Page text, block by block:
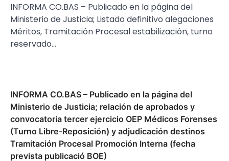
INFORMA CO.BAS – Publicado en la página del
Ministerio de Justicia; Listado definitivo alegaciones
Méritos, Tramitación Procesal estabilización, turno
reservado…
INFORMA CO.BAS – Publicado en la página del
Ministerio de Justicia; relación de aprobados y
convocatoria tercer ejercicio OEP Médicos Forenses
(Turno Libre-Reposición) y adjudicación destinos
Tramitación Procesal Promoción Interna (fecha
prevista publicació BOE)